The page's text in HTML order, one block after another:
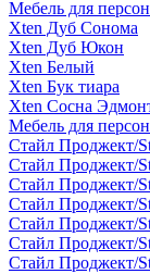
Мебель для
Xten Дуб Сонома
Xten Дуб Юкон
Xten Белый
Xten Бук тиара
Xten Сосна
Мебель для
Стайл Проджект/
Стайл Проджект/
Стайл Проджект/
Стайл Проджект/
Стайл Проджект/
Стайл Проджект/
Стайл Проджект/